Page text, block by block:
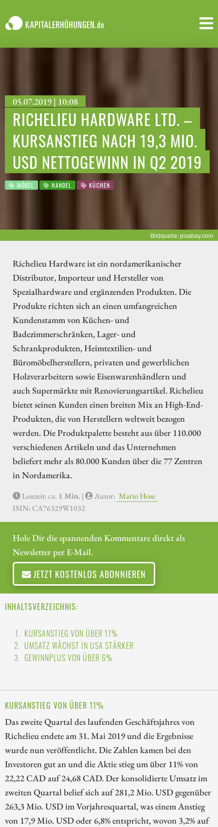
05.07.2019 | 10:08
RICHELIEU HARDWARE LTD. –
KURSANSTIEG NACH 19,3 MIO.
USD NETTOGEWINN IN Q2 2019
MÖBEL HANDEL KÜCHEN
Bildquelle: pixabay.com
Richelieu Hardware ist ein nordamerikanischer
Distributor, Importeur und Hersteller von
Spezialhardware und ergänzenden Produkten. Die
Produkte richten sich an einen umfangreichen
Kundenstamm von Küchen- und
Badezimmerschränken, Lager- und
Schrankprodukten, Heimtextilien- und
Büromöbelherstellern, privaten und gewerblichen
Holzverarbeitern sowie Eisenwarenhändlern und
auch Supermärkte mit Renovierungsartikel. Richelieu
bietet seinen Kunden einen breiten Mix an High-End-
Produkten, die von Herstellern weltweit bezogen
werden. Die Produktpalette besteht aus über 110.000
verschiedenen Artikeln und das Unternehmen
beliefert mehr als 80.000 Kunden über die 77 Zentren
in Nordamerika.
Lesezeit: ca. 1 Min. | Autor: Mario Hose
ISIN: CA76329W1032
Hole Dir die spannenden Kommentare direkt als
Newsletter per E-Mail.
JETZT KOSTENLOS ABONNIEREN
INHALTSVERZEICHNIS:
KURSANSTIEG VON ÜBER 11%
UMSATZ WÄCHST IN USA STÄRKER
GEWINNPLUS VON ÜBER 6%
KURSANSTIEG VON ÜBER 11%
Das zweite Quartal des laufenden Geschäftsjahres von
Richelieu endete am 31. Mai 2019 und die Ergebnisse
wurde nun veröffentlicht. Die Zahlen kamen bei den
Investoren gut an und die Aktie stieg um über 11% von
22,22 CAD auf 24,68 CAD. Der konsolidierte Umsatz im
zweiten Quartal belief sich auf 281,2 Mio. USD gegenüber
263,3 Mio. USD im Vorjahresquartal, was einem Anstieg
von 17,9 Mio. USD oder 6,8% entspricht, wovon 3,2% auf